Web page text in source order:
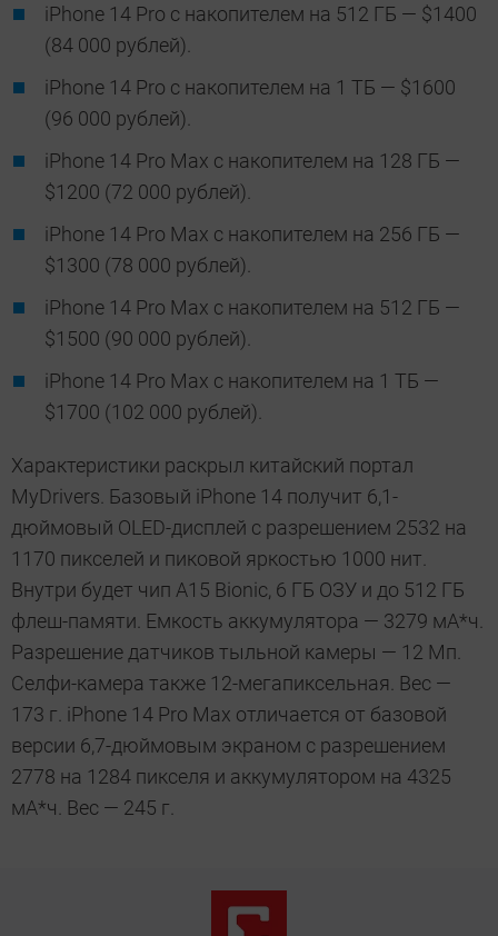
iPhone 14 Pro с накопителем на 512 ГБ — $1400
(84 000 рублей).
iPhone 14 Pro с накопителем на 1 ТБ — $1600
(96 000 рублей).
iPhone 14 Pro Max с накопителем на 128 ГБ —
$1200 (72 000 рублей).
iPhone 14 Pro Max с накопителем на 256 ГБ —
$1300 (78 000 рублей).
iPhone 14 Pro Max с накопителем на 512 ГБ —
$1500 (90 000 рублей).
iPhone 14 Pro Max с накопителем на 1 ТБ —
$1700 (102 000 рублей).
Характеристики раскрыл китайский портал
MyDrivers. Базовый iPhone 14 получит 6,1-
дюймовый OLED-дисплей с разрешением 2532 на
1170 пикселей и пиковой яркостью 1000 нит.
Внутри будет чип A15 Bionic, 6 ГБ ОЗУ и до 512 ГБ
флеш-памяти. Емкость аккумулятора — 3279 мА*ч.
Разрешение датчиков тыльной камеры — 12 Мп.
Селфи-камера также 12-мегапиксельная. Вес —
173 г. iPhone 14 Pro Max отличается от базовой
версии 6,7-дюймовым экраном с разрешением
2778 на 1284 пикселя и аккумулятором на 4325
мА*ч. Вес — 245 г.